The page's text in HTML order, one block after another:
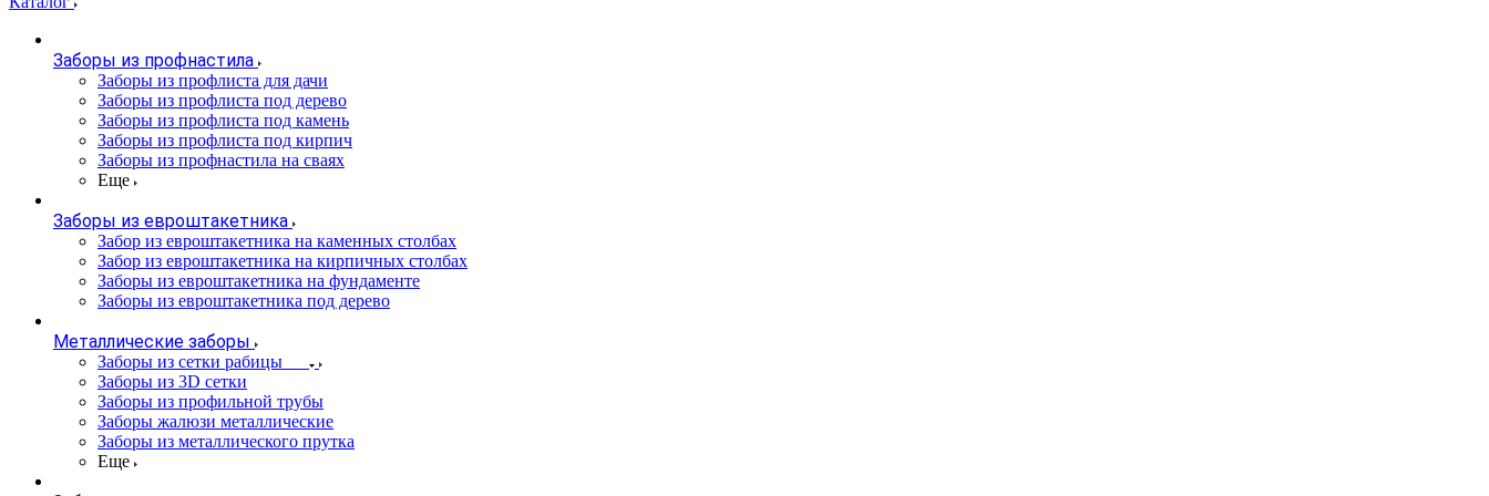
Заборы из профнастила
Заборы из профлиста для дачи
Заборы из профлиста под дерево
Заборы из профлиста под камень
Заборы из профлиста под кирпич
Заборы из профнастила на сваях
Еще
Заборы из евроштакетника
Забор из евроштакетника на каменных столбах
Забор из евроштакетника на кирпичных столбах
Заборы из евроштакетника на фундаменте
Заборы из евроштакетника под дерево
Металлические заборы
Заборы из сетки рабицы
Заборы из 3D сетки
Заборы из профильной трубы
Заборы жалюзи металлические
Заборы из металлического прутка
Еще